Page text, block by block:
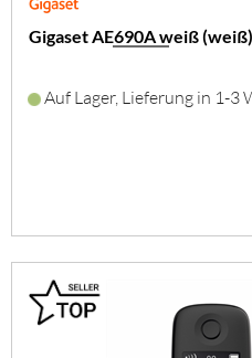
Gigaset AE690A weiß (weiß)
Auf Lager, Lieferung in 1-3